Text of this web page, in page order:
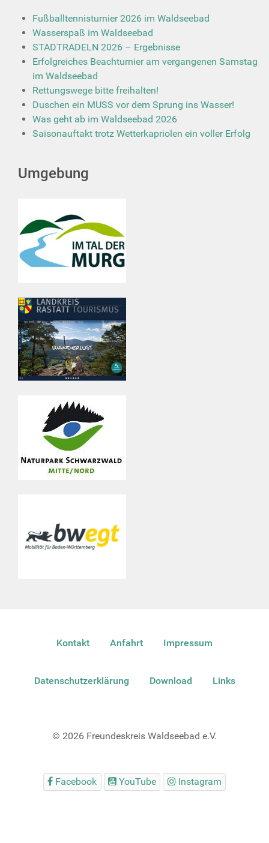
Fußballtennisturnier 2026 im Waldseebad
Wasserspaß im Waldseebad
STADTRADELN 2026 – Ergebnisse
Erfolgreiches Beachturnier am vergangenen Samstag
im Waldseebad
Rettungswege bitte freihalten!
Duschen ein MUSS vor dem Sprung ins Wasser!
Was geht ab im Waldseebad 2026
Saisonauftakt trotz Wetterkapriolen ein voller Erfolg
Umgebung
Kontakt Anfahrt Impressum
Datenschutzerklärung Download Links
© 2026 Freundeskreis Waldseebad e.V.
Facebook YouTube Instagram